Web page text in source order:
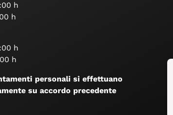
h
h
h
h
personali si effettuano
su accordo precedente